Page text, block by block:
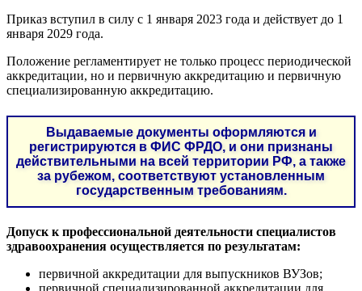
Приказ вступил в силу с 1 января 2023 года и действует до 1
января 2029 года.
Положение регламентирует не только процесс периодической
аккредитации, но и первичную аккредитацию и первичную
специализированную аккредитацию.
Выдаваемые документы оформляются и
регистрируются в ФИС ФРДО, и они признаны
действительными на всей территории РФ, а также
за рубежом, соответствуют установленным
государственным требованиям.
Допуск к профессиональной деятельности специалистов
здравоохранения осуществляется по результатам:
первичной аккредитации для выпускников ВУЗов;
первичной специализированной аккредитации для